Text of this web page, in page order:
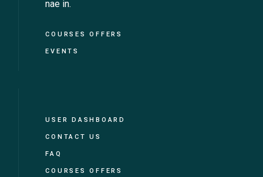
nae in.
COURSES OFFERS
EVENTS
USER DASHBOARD
CONTACT US
FAQ
COURSES OFFERS